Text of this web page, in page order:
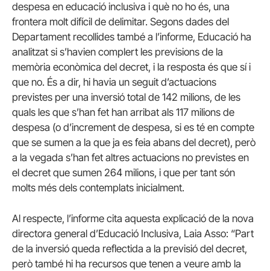
despesa en educació inclusiva i què no ho és, una
frontera molt difícil de delimitar. Segons dades del
Departament recollides també a l’informe, Educació ha
analitzat si s’havien complert les previsions de la
memòria econòmica del decret, i la resposta és que sí i
que no. És a dir, hi havia un seguit d’actuacions
previstes per una inversió total de 142 milions, de les
quals les que s’han fet han arribat als 117 milions de
despesa (o d’increment de despesa, si es té en compte
que se sumen a la que ja es feia abans del decret), però
a la vegada s’han fet altres actuacions no previstes en
el decret que sumen 264 milions, i que per tant són
molts més dels contemplats inicialment.
Al respecte, l’informe cita aquesta explicació de la nova
directora general d’Educació Inclusiva, Laia Asso: “Part
de la inversió queda reflectida a la previsió del decret,
però també hi ha recursos que tenen a veure amb la